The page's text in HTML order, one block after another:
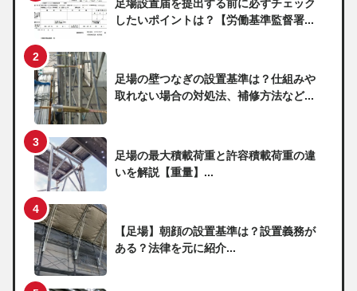
足場設置届を提出する前に必ずチェック
したいポイントは？【労働基準監督署...
足場の壁つなぎの設置基準は？仕組みや
取れない場合の対処法、補修方法など...
足場の最大積載荷重と許容積載荷重の違
いを解説【重量】...
【足場】朝顔の設置基準は？設置義務が
ある？法律を元に紹介...